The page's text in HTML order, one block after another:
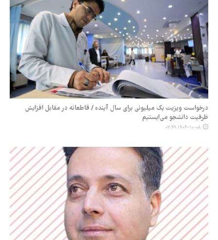
درخواست ویزیت یک میلیونی برای سال آینده / قاطعانه در مقابل افزایش
ظرفیت دانشجو می‌ایستیم
۱۴۰۴-۱۰-۰۸ ۰۷:۴۹